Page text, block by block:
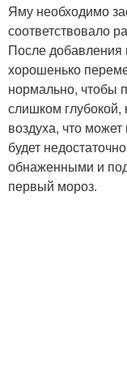
Яму необходимо
соответствовало
После добавления
хорошенько
нормально, чтобы
слишком глубокой,
воздуха, что
будет
обнаженными и
первый мороз.